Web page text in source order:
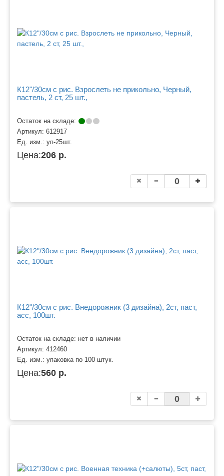
К12"/30см с рис. Взрослеть не прикольно, Черный,
пастель, 2 ст, 25 шт.,
Остаток на складе:
Артикул: 612917
Ед. изм.: уп-25шт.
Цена:206 р.
К12"/30см с рис. Внедорожник (3 дизайна), 2ст, паст,
асс, 100шт.
Остаток на складе: нет в наличии
Артикул: 412460
Ед. изм.: упаковка по 100 штук.
Цена:560 р.